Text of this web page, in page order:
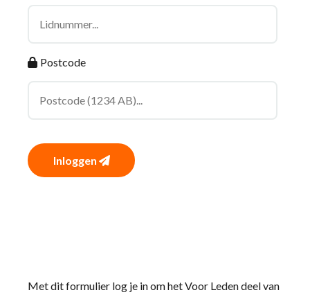
Postcode
Inloggen
Met dit formulier log je in om het Voor Leden deel van